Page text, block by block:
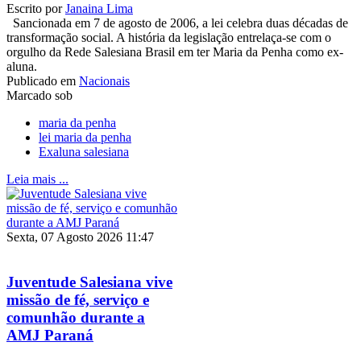
Escrito porJanaina Lima
Sancionada em 7 de agosto de 2006, a lei celebra duas décadas de
transformação social. A história da legislação entrelaça-se com o
orgulho da Rede Salesiana Brasil em ter Maria da Penha como ex-
aluna.
Publicado em Nacionais
Marcado sob
maria da penha
lei maria da penha
Exaluna salesiana
Leia mais ...
Sexta, 07 Agosto 2026 11:47
Juventude Salesiana vive
missão de fé, serviço e
comunhão durante a
AMJ Paraná